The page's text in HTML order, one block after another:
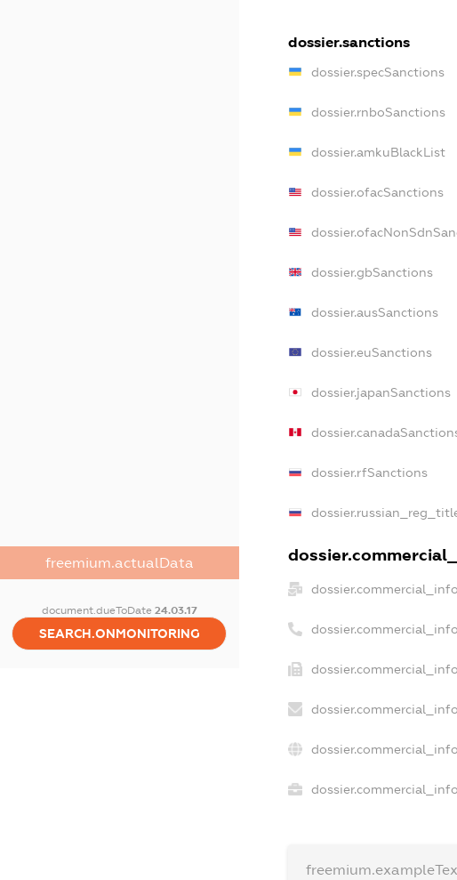
freemium.actualData
document.dueToDate 24.03.17
SEARCH.ONMONITORING
dossier.sanctions
dossier.specSanctions
dossier.rnboSanctions
dossier.amkuBlackList
dossier.ofacSanctions
dossier.gbSanctions
dossier.ausSanctions
dossier.euSanctions
dossier.japanSanctions
dossier.rfSanctions